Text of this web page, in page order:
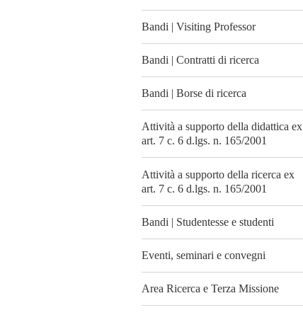
Bandi | Visiting Professor
Bandi | Contratti di ricerca
Bandi | Borse di ricerca
Attività a supporto della didattica ex
art. 7 c. 6 d.lgs. n. 165/2001
Attività a supporto della ricerca ex
art. 7 c. 6 d.lgs. n. 165/2001
Bandi | Studentesse e studenti
Eventi, seminari e convegni
Area Ricerca e Terza Missione